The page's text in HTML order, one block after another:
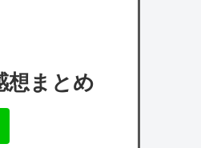
…ほぐほ
のイベント？
さんたち～！も
想まとめ